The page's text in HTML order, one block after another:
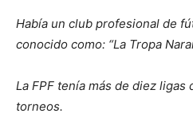
Había un club profesional de
conocido como: “La Tropa
La FPF tenía más de diez
torneos.